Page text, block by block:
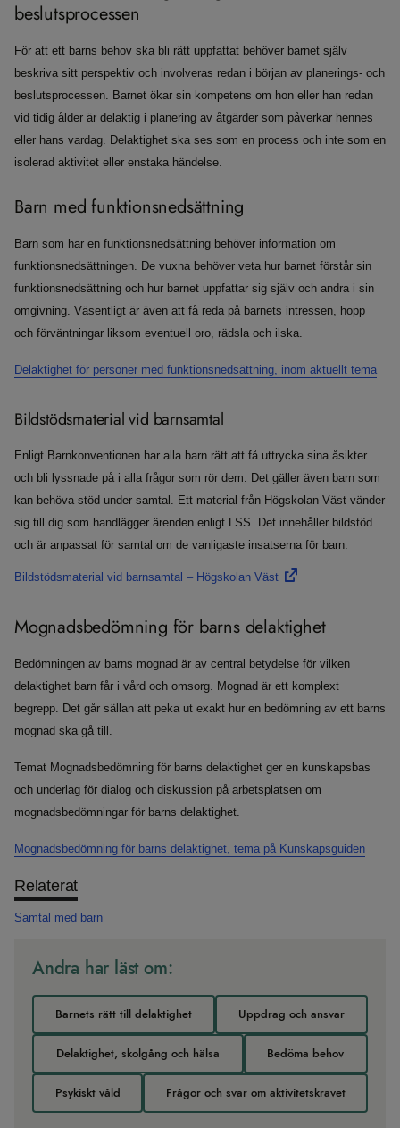
beslutsprocessen
För att ett barns behov ska bli rätt uppfattat behöver barnet själv
beskriva sitt perspektiv och involveras redan i början av planerings- och
beslutsprocessen. Barnet ökar sin kompetens om hon eller han redan
vid tidig ålder är delaktig i planering av åtgärder som påverkar hennes
eller hans vardag. Delaktighet ska ses som en process och inte som en
isolerad aktivitet eller enstaka händelse.
Barn med funktionsnedsättning
Barn som har en funktionsnedsättning behöver information om
funktionsnedsättningen. De vuxna behöver veta hur barnet förstår sin
funktionsnedsättning och hur barnet uppfattar sig själv och andra i sin
omgivning. Väsentligt är även att få reda på barnets intressen, hopp
och förväntningar liksom eventuell oro, rädsla och ilska.
Delaktighet för personer med funktionsnedsättning, inom aktuellt tema
Bildstödsmaterial vid barnsamtal
Enligt Barnkonventionen har alla barn rätt att få uttrycka sina åsikter
och bli lyssnade på i alla frågor som rör dem. Det gäller även barn som
kan behöva stöd under samtal. Ett material från Högskolan Väst vänder
sig till dig som handlägger ärenden enligt LSS. Det innehåller bildstöd
och är anpassat för samtal om de vanligaste insatserna för barn.
Bildstödsmaterial vid barnsamtal – Högskolan Väst
Mognadsbedömning för barns delaktighet
Bedömningen av barns mognad är av central betydelse för vilken
delaktighet barn får i vård och omsorg. Mognad är ett komplext
begrepp. Det går sällan att peka ut exakt hur en bedömning av ett barns
mognad ska gå till.
Temat Mognadsbedömning för barns delaktighet ger en kunskapsbas
och underlag för dialog och diskussion på arbetsplatsen om
mognadsbedömningar för barns delaktighet.
Mognadsbedömning för barns delaktighet, tema på Kunskapsguiden
Relaterat
Samtal med barn
Andra har läst om:
Barnets rätt till delaktighet Uppdrag och ansvar
Delaktighet, skolgång och hälsa Bedöma behov
Psykiskt våld Frågor och svar om aktivitetskravet